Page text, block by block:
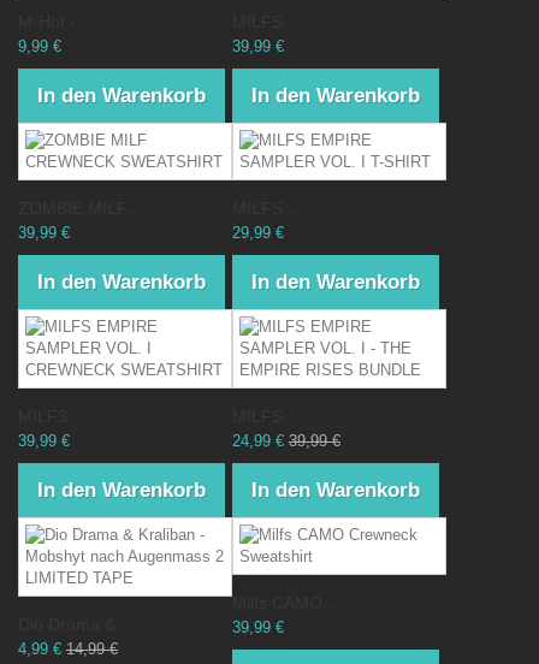
9,99 €
In den Warenkorb
39,99 €
In den Warenkorb
39,99 €
In den Warenkorb
29,99 €
In den Warenkorb
39,99 €
In den Warenkorb
24,99 € 39,99 €
In den Warenkorb
4,99 € 14,99 €
39,99 €